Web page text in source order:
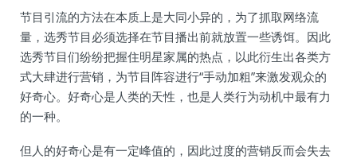
节目引流的方法在本质上是大同小异的，为了抓取网络流
量，选秀节目必须选择在节目播出前就放置一些诱饵。因此
选秀节目们纷纷把握住明星家属的热点，以此衍生出各类方
式大肆进行营销，为节目阵容进行“手动加粗”来激发观众的
好奇心。好奇心是人类的天性，也是人类行为动机中最有力
的一种。
但人的好奇心是有一定峰值的，因此过度的营销反而会失去